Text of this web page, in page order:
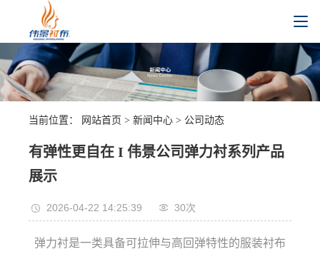
当前位置： 网站首页 > 新闻中心> 公司动态
有弹性更自在 I 伟景公司弹力衬系列产品
展示
2026-04-22 14:25:39 30次
弹力衬是一类具备可拉伸与高回弹特性的服装衬布